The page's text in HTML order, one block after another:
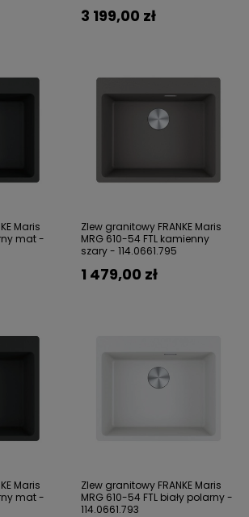
3 199,00 zł
Maris
mat -
Zlew granitowy FRANKE Maris
MRG 610-54 FTL kamienny
szary - 114.0661.795
1 479,00 zł
Maris
mat -
Zlew granitowy FRANKE Maris
MRG 610-54 FTL biały polarny -
114.0661.793